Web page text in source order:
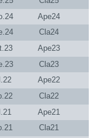
Ape24
Cla24
Ape23
Cla23
Ape22
Cla22
Ape21
Cla21